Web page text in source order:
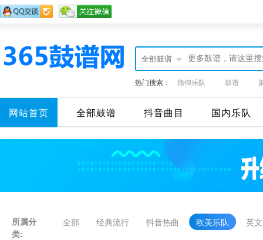
全部鼓谱
热门搜索： 痛仰乐队 鼓谱
网站首页 全部鼓谱 抖音曲目 国内乐队
所属分
类:
全部 经典流行 抖音热曲 欧美乐队 英